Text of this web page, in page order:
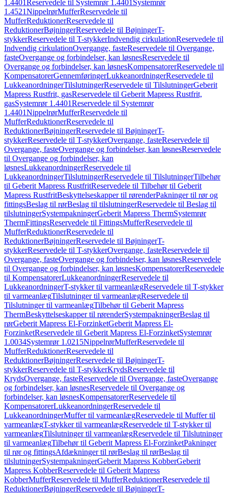
1.4401Reservedele til Systemrør 1.4401 Systemrør
1.4521NippelrørMufferReservedele til
MufferReduktionerReservedele til
ReduktionerBøjningerReservedele til BøjningerT-
stykkerReservedele til T-stykkerIndvendig cirkulationReservedele til
Indvendig cirkulationOvergange, fasteReservedele til Overgange,
fasteOvergange og forbindelser, kan løsnesReservedele til
Overgange og forbindelser, kan løsnesKompensatorerReservedele til
KompensatorerGennemføringerLukkeanordningerReservedele til
LukkeanordningerTilslutningerReservedele til TilslutningerGeberit
Mapress Rustfrit, gasReservedele til Geberit Mapress Rustfrit,
gasSystemrør 1.4401Reservedele til Systemrør
1.4401NippelrørMufferReservedele til
MufferReduktionerReservedele til
ReduktionerBøjningerReservedele til BøjningerT-
stykkerReservedele til T-stykkerOvergange, fasteReservedele til
Overgange, fasteOvergange og forbindelser, kan løsnesReservedele
til Overgange og forbindelser, kan
løsnesLukkeanordningerReservedele til
LukkeanordningerTilslutningerReservedele til TilslutningerTilbehør
til Geberit Mapress RustfritReservedele til Tilbehør til Geberit
Mapress RustfritBeskyttelseskapper til rørenderPakninger til rør og
fittingsBeslag til rørBeslag til tilslutningerReservedele til Beslag til
tilslutningerSystempakningerGeberit Mapress ThermSystemrør
ThermFittingsReservedele til FittingsMufferReservedele til
MufferReduktionerReservedele til
ReduktionerBøjningerReservedele til BøjningerT-
stykkerReservedele til T-stykkerOvergange, fasteReservedele til
Overgange, fasteOvergange og forbindelser, kan løsnesReservedele
til Overgange og forbindelser, kan løsnesKompensatorerReservedele
til KompensatorerLukkeanordningerReservedele til
LukkeanordningerT-stykker til varmeanlægReservedele til T-stykker
til varmeanlægTilslutninger til varmeanlægReservedele til
Tilslutninger til varmeanlægTilbehør til Geberit Mapress
ThermBeskyttelseskapper til rørenderSystempakningerBeslag til
rørGeberit Mapress El-ForzinketGeberit Mapress El-
ForzinketReservedele til Geberit Mapress El-ForzinketSystemrør
1.0034Systemrør 1.0215NippelrørMufferReservedele til
MufferReduktionerReservedele til
ReduktionerBøjningerReservedele til BøjningerT-
stykkerReservedele til T-stykkerKrydsReservedele til
KrydsOvergange, fasteReservedele til Overgange, fasteOvergange
og forbindelser, kan løsnesReservedele til Overgange og
forbindelser, kan løsnesKompensatorerReservedele til
KompensatorerLukkeanordningerReservedele til
LukkeanordningerMuffer til varmeanlægReservedele til Muffer til
varmeanlægT-stykker til varmeanlægReservedele til T-stykker til
varmeanlægTilslutninger til varmeanlægReservedele til Tilslutninger
til varmeanlægTilbehør til Geberit Mapress El-ForzinketPakninger
til rør og fittingsAfdækninger til rørBeslag til rørBeslag til
tilslutningerSystempakningerGeberit Mapress KobberGeberit
Mapress KobberReservedele til Geberit Mapress
KobberMufferReservedele til MufferReduktionerReservedele til
ReduktionerBøjningerReservedele til BøjningerT-